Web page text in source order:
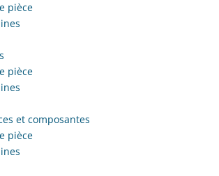
pièce
pièce
et composantes
pièce